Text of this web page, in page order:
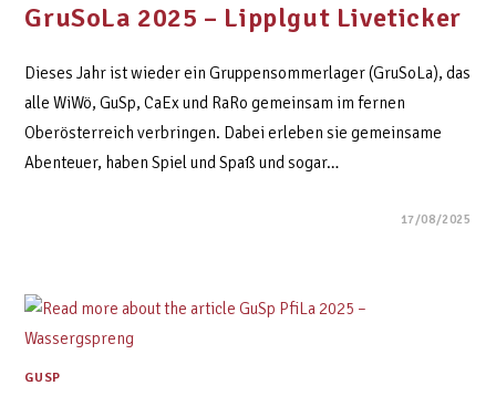
GruSoLa 2025 – Lipplgut Liveticker
Dieses Jahr ist wieder ein Gruppensommerlager (GruSoLa), das
alle WiWö, GuSp, CaEx und RaRo gemeinsam im fernen
Oberösterreich verbringen. Dabei erleben sie gemeinsame
Abenteuer, haben Spiel und Spaß und sogar…
17/08/2025
GUSP